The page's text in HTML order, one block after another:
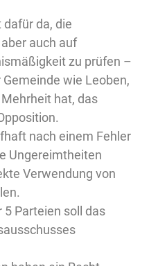
dafür da, die
auch auf
zu prüfen –
wie Leoben,
hat, das
nach einem Fehler
Ungereimtheiten
Verwendung von
Parteien soll das